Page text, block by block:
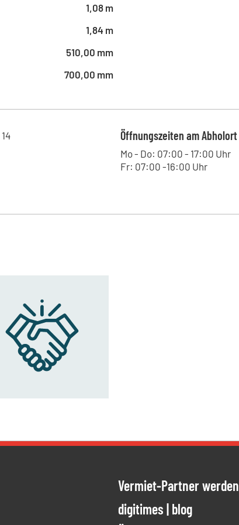
1,08 m
1,84 m
510,00 mm
700,00 mm
14
Öffnungszeiten am Abholort
Mo - Do: 07:00 - 17:00 Uhr
Fr: 07:00 -16:00 Uhr
Vermiet-Partner werden
digitimes | blog